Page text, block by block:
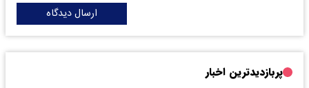
ارسال دیدگاه
پربازدیدترین اخبار